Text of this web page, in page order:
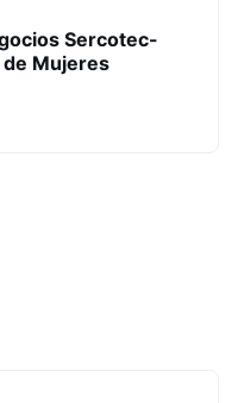
Sercotec-
de Mujeres